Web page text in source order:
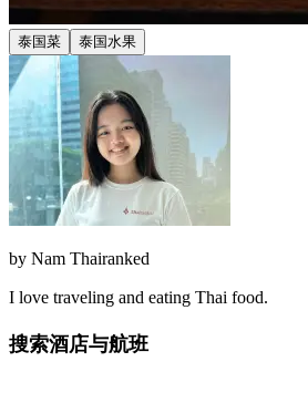
泰国菜 泰国水果
by Nam Thairanked
I love traveling and eating Thai food.
搜索酒店与航班